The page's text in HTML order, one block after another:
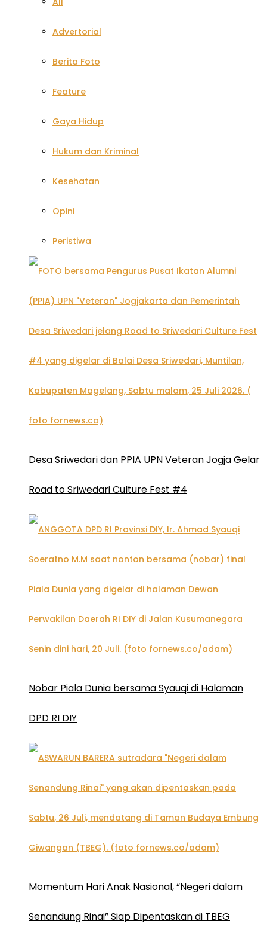
Advertorial
Berita Foto
Feature
Gaya Hidup
Hukum dan Kriminal
Kesehatan
Opini
Peristiwa
Desa Sriwedari dan PPIA UPN Veteran Jogja Gelar
Road to Sriwedari Culture Fest #4
Nobar Piala Dunia bersama Syauqi di Halaman
DPD RI DIY
Momentum Hari Anak Nasional, “Negeri dalam
Senandung Rinai” Siap Dipentaskan di TBEG